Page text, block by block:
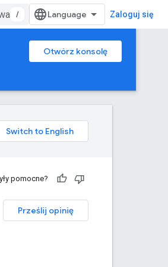
/ Zaloguj się
Otwórz konsolę
pomocne?
Prześlij opinię